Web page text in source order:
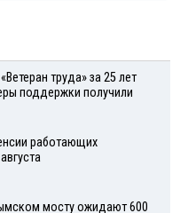
труда» за 25 лет
поддержки получили
работающих
мосту ожидают 600